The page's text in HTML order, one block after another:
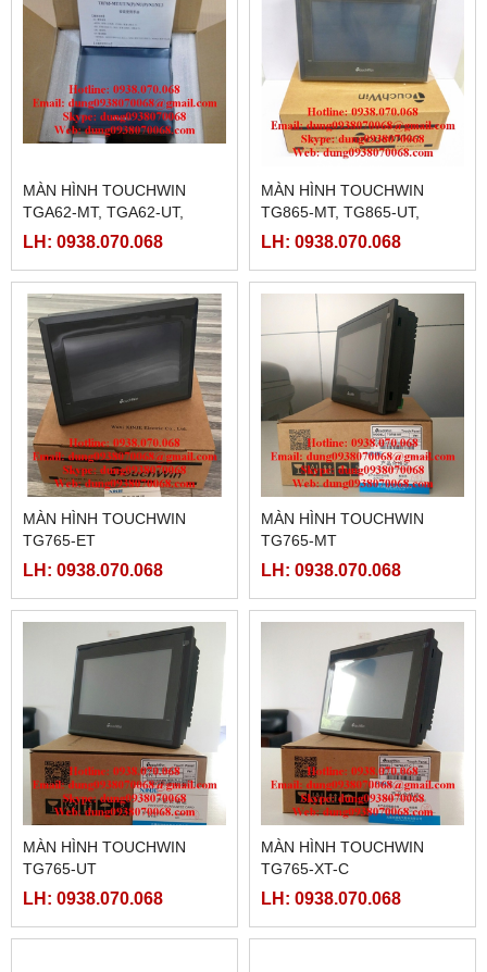
MÀN HÌNH TOUCHWIN
TGA62-MT, TGA62-UT,
TGA62-ET
LH: 0938.070.068
MÀN HÌNH TOUCHWIN
TG865-MT, TG865-UT,
TG865-ET
LH: 0938.070.068
MÀN HÌNH TOUCHWIN
TG765-ET
LH: 0938.070.068
MÀN HÌNH TOUCHWIN
TG765-MT
LH: 0938.070.068
MÀN HÌNH TOUCHWIN
TG765-UT
LH: 0938.070.068
MÀN HÌNH TOUCHWIN
TG765-XT-C
LH: 0938.070.068